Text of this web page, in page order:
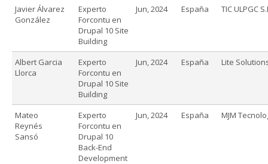
Javier Álvarez
González
Experto
Forcontu en
Drupal 10 Site
Building
Jun, 2024 España TIC ULPGC
Albert Garcia
Llorca
Experto
Forcontu en
Drupal 10 Site
Building
Jun, 2024 España Lite
Mateo
Reynés
Sansó
Experto
Forcontu en
Drupal 10
Back-End
Development
Jun, 2024 España MJM